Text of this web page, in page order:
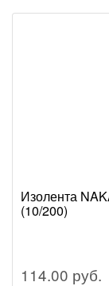
Изолента
(10/200)
114.00 руб.